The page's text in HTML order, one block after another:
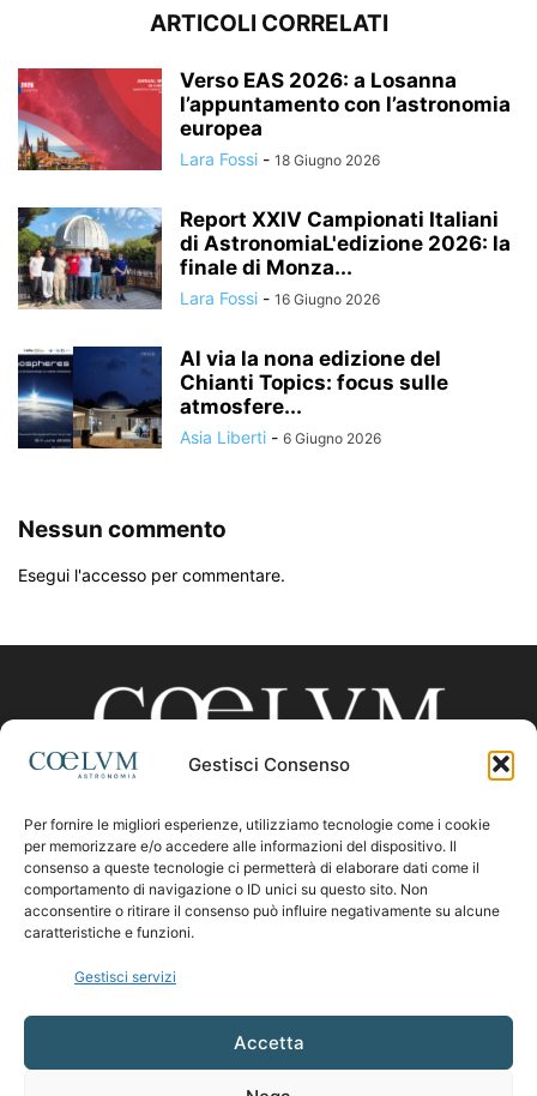
Gestisci Consenso
Per fornire le migliori esperienze, utilizziamo tecnologie come i cookie
per memorizzare e/o accedere alle informazioni del dispositivo. Il
consenso a queste tecnologie ci permetterà di elaborare dati come il
comportamento di navigazione o ID unici su questo sito. Non
acconsentire o ritirare il consenso può influire negativamente su alcune
caratteristiche e funzioni.
Gestisci servizi
Accetta
ARTICOLI CORRELATI
Verso EAS 2026: a Losanna
l’appuntamento con l’astronomia
europea
Lara Fossi - 18 Giugno 2026
Report XXIV Campionati Italiani
di AstronomiaL'edizione 2026: la
finale di Monza...
Lara Fossi - 16 Giugno 2026
Al via la nona edizione del
Chianti Topics: focus sulle
atmosfere...
Asia Liberti - 6 Giugno 2026
Nessun commento
Esegui l'accesso per commentare.
CHI SIAMO
Contattaci:coelumastro@coelum.com